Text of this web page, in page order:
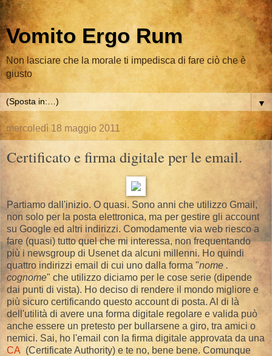
Vomito Ergo Rum
Non lasciare che la morale ti impedisca di fare ciò che è
giusto
▼
mercoledì 18 maggio 2011
Certificato e firma digitale per le email.
Partiamo dall'inizio. O quasi. Sono anni che utilizzo Gmail,
non solo per la posta elettronica, ma per gestire gli account
su Google ed altri indirizzi. Comodamente via web riesco a
fare (quasi) tutto quel che mi interessa, non frequentando
più i newsgroup di Usenet da alcuni millenni. Ho quindi
quattro indirizzi email di cui uno dalla forma "nome .
cognome" che utilizzo diciamo per le cose serie (dipende
dai punti di vista). Ho deciso di rendere il mondo migliore e
più sicuro certificando questo account di posta. Al di là
dell'utilità di avere una forma digitale regolare e valida può
anche essere un pretesto per bullarsene a giro, tra amici o
nemici. Sai, ho l'email con la firma digitale approvata da una
CA (Certificate Authority) e te no, bene bene. Comunque